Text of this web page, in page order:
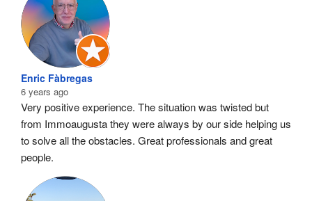
Enric Fàbregas
6 years ago
Very positive experience. The situation was twisted but
from Immoaugusta they were always by our side helping us
to solve all the obstacles. Great professionals and great
people.